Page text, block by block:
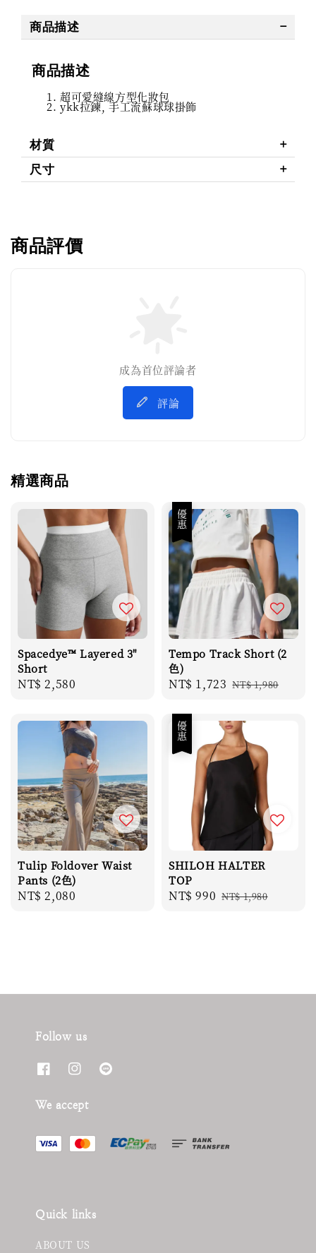
商品描述
商品描述
超可愛縫線方型化妝包
ykk拉鍊, 手工流蘇球球掛飾
材質
尺寸
商品評價
成為首位評論者
評論
精選商品
Spacedye™ Layered 3"
Short
Regular
NT$ 2,580
優惠
Tempo Track Short (2
色)
Sale
NT$ 1,723 Regular
NT$ 1,980
Tulip Foldover Waist
Pants (2色)
Regular
NT$ 2,080
優惠
SHILOH HALTER
TOP
Sale
NT$ 990 Regular
NT$ 1,980
Follow us
We accept
Quick links
ABOUT US